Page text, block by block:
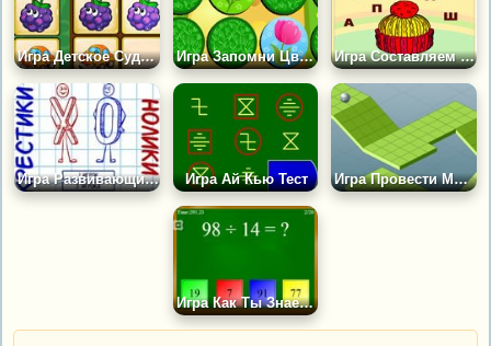
Игра Детское Судоку Игра Запомни Цветы Игра Составляем Слова
Игра Развивающие Крестики Нолики Игра Ай Кью Тест Игра Провести Мяч по Дорожке
Игра Как Ты Знаешь Математику